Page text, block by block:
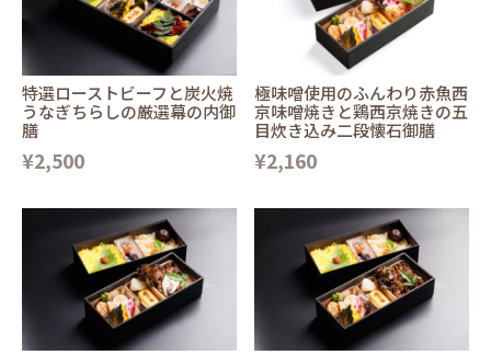
特選ローストビーフと炭火焼
うなぎちらしの厳選幕の内御
膳
¥2,500
極味噌使用のふんわり赤魚西
京味噌焼きと鶏西京焼きの五
目炊き込み二段懐石御膳
¥2,160